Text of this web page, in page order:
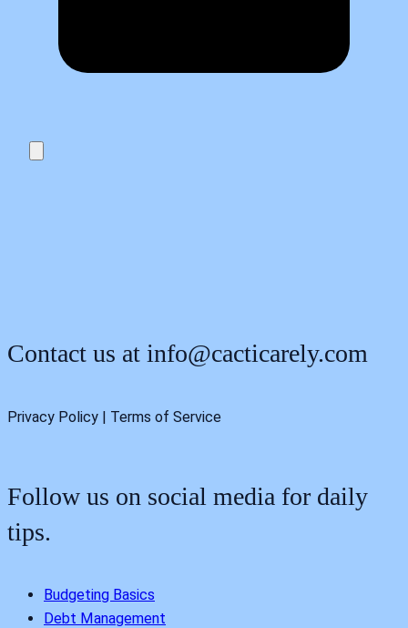
Contact us at info@cacticarely.com
Privacy Policy | Terms of Service
Follow us on social media for daily
tips.
Budgeting Basics
Debt Management